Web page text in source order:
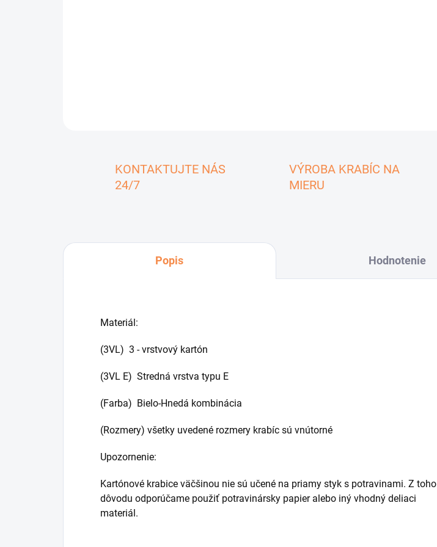
KONTAKTUJTE NÁS
24/7
VÝROBA KRABÍC NA
MIERU
Popis Hodnotenie
Materiál:
(3VL) 3 - vrstvový kartón
(3VL E) Stredná vrstva typu E
(Farba) Bielo-Hnedá kombinácia
(Rozmery) všetky uvedené rozmery krabíc sú vnútorné
Upozornenie:
Kartónové krabice väčšinou nie sú učené na priamy styk s potravinami. Z toho
dôvodu odporúčame použiť potravinársky papier alebo iný vhodný deliaci
materiál.